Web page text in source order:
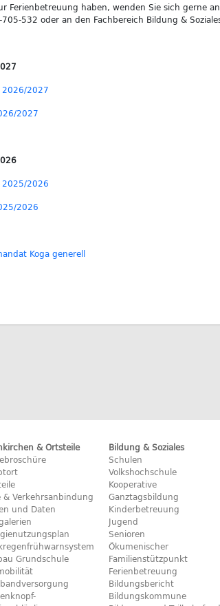
Ferienbetreuung haben, wenden Sie sich gerne
532 oder an den Fachbereich Bildung &
2026/2027
2027
2025/2026
2026
Koga generell
& Ortsteile
& Verkehrsanbindung
und Daten
Grundschule
Bildung & Soziales
Schulen
Volkshochschule
Kooperative
Ganztagsbildung
Kinderbetreuung
Jugend
Senioren
Ökumenischer
Familienstützpunkt
Ferienbetreuung
Bildungsbericht
Bildungskommune